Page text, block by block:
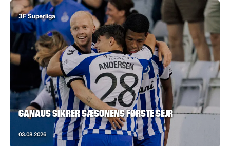
3F Superliga
GANAUS SIKRER SÆSONENS FØRSTE SEJR
03.08.2026